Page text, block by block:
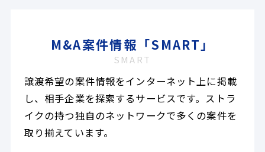
M&A案件情報「SMART」
SMART
譲渡希望の案件情報をインターネット上に掲載
し、相手企業を探索するサービスです。ストラ
イクの持つ独自のネットワークで多くの案件を
取り揃えています。